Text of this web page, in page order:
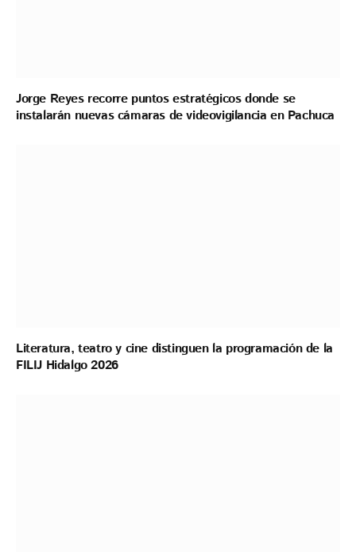
Jorge Reyes recorre puntos estratégicos donde se
instalarán nuevas cámaras de videovigilancia en Pachuca
Literatura, teatro y cine distinguen la programación de la
FILIJ Hidalgo 2026